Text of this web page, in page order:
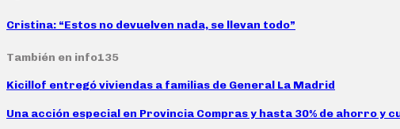
Cristina: “Estos no devuelven nada, se llevan todo”
También en info135
Kicillof entregó viviendas a familias de General La Madrid
Una acción especial en Provincia Compras y hasta 30% de ahorro y